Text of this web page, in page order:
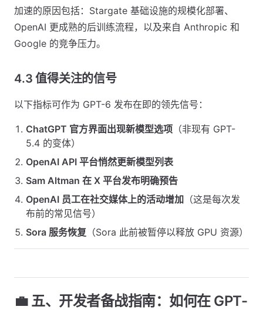
加速的原因包括：Stargate 基础设施的规模化部署、
OpenAI 更成熟的后训练流程，以及来自 Anthropic 和
Google 的竞争压力。
4.3 值得关注的信号
以下指标可作为 GPT-6 发布在即的领先信号：
ChatGPT 官方界面出现新模型选项 （非现有 GPT-
5.4 的变体）
OpenAI API 平台悄然更新模型列表
Sam Altman 在 X 平台发布明确预告
OpenAI 员工在社交媒体上的活动增加 （这是每次发
布前的常见信号）
Sora 服务恢复 （Sora 此前被暂停以释放 GPU 资源）
💼 五、开发者备战指南：如何在 GPT-